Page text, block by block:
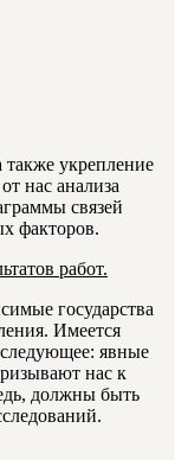
укрепление
нас анализа
связей
факторов.
работ.
государства
Имеется
следующее: явные
нас к
должны быть